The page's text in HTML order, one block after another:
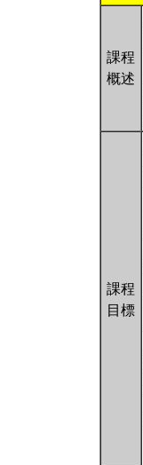
課程
概述
課程
目標